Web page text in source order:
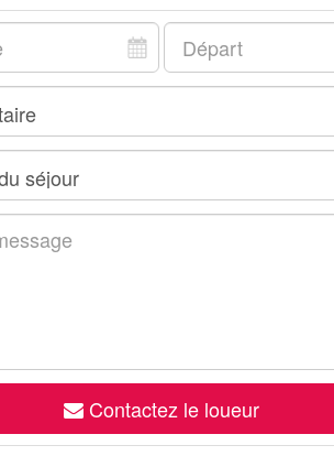
Contactez le loueur